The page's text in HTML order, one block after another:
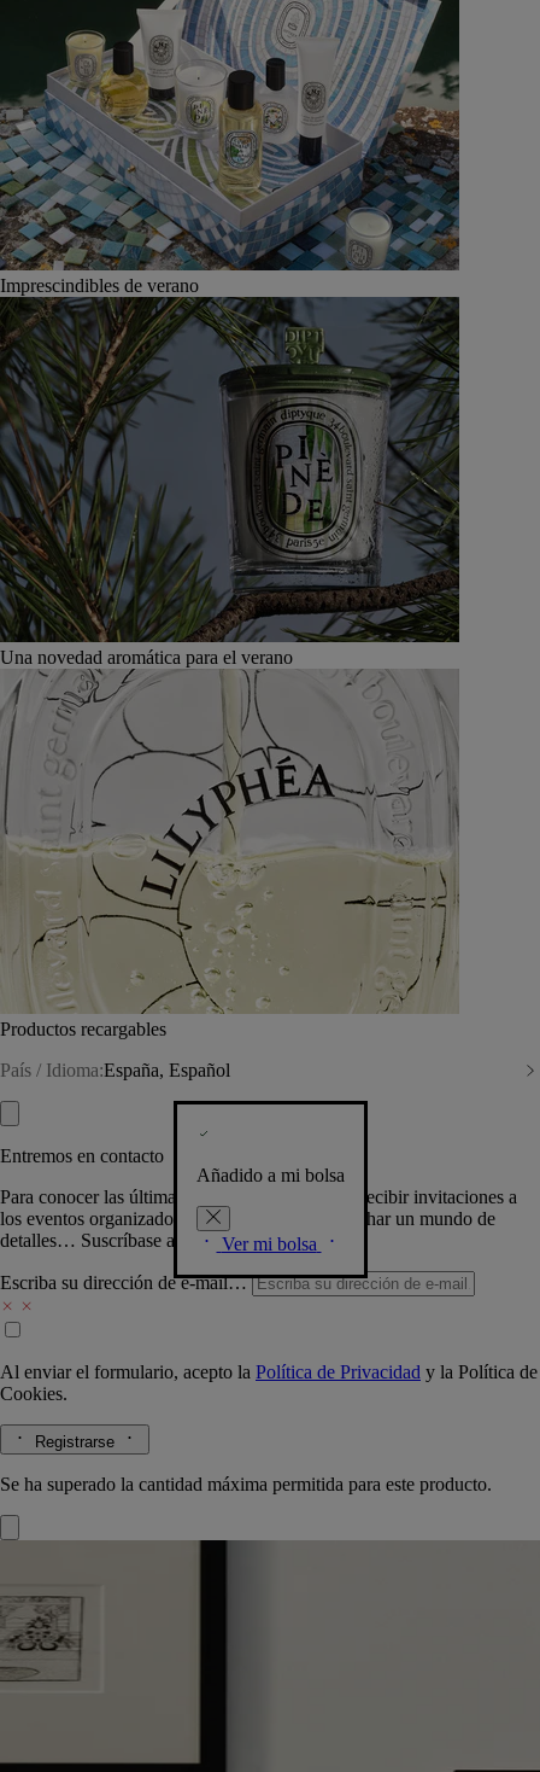
Imprescindibles de verano
Una novedad aromática para el verano
Productos recargables
País / Idioma:España, Español
Añadido a mi bolsa
Ver mi bolsa
Entremos en contacto
Para conocer las últimas creaciones de la Casa, recibir invitaciones a
los eventos organizados por Diptyque y aprovechar un mundo de
detalles… Suscríbase a nuestra newsletter.
Escriba su dirección de e-mail…
Al enviar el formulario, acepto la Política de Privacidad y la Política de
Cookies.
Registrarse
Se ha superado la cantidad máxima permitida para este producto.